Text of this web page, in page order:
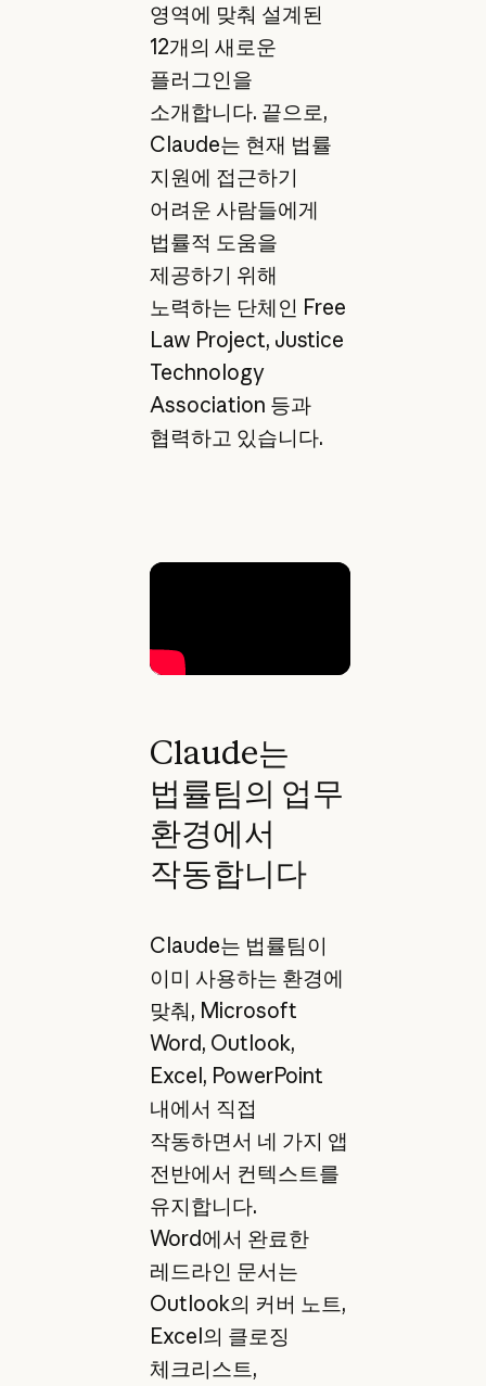
영역에 맞춰 설계된
12개의 새로운
플러그인을
소개합니다. 끝으로,
Claude는 현재 법률
지원에 접근하기
어려운 사람들에게
법률적 도움을
제공하기 위해
노력하는 단체인 Free
Law Project, Justice
Technology
Association 등과
협력하고 있습니다.
Claude는
법률팀의 업무
환경에서
작동합니다
Claude는 법률팀이
이미 사용하는 환경에
맞춰, Microsoft
Word, Outlook,
Excel, PowerPoint
내에서 직접
작동하면서 네 가지 앱
전반에서 컨텍스트를
유지합니다.
Word에서 완료한
레드라인 문서는
Outlook의 커버 노트,
Excel의 클로징
체크리스트,